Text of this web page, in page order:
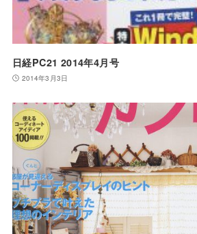
日経PC21 2014年4月号
2014年3月3日